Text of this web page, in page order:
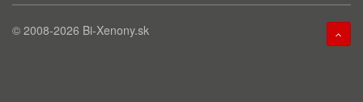
© 2008-2026 Bi-Xenony.sk